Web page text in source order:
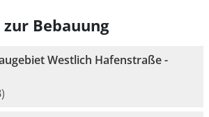
Bebauung
Westlich Hafenstraße -